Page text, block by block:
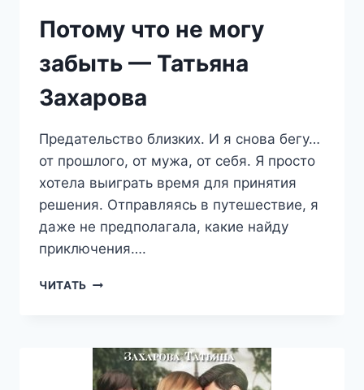
Потому что не могу
забыть — Татьяна
Захарова
Предательство близких. И я снова бегу…
от прошлого, от мужа, от себя. Я просто
хотела выиграть время для принятия
решения. Отправляясь в путешествие, я
даже не предполагала, какие найду
приключения….
ЧИТАТЬ ПОТОМУ
ЗАБЫТЬ
—
ТАТЬЯНА